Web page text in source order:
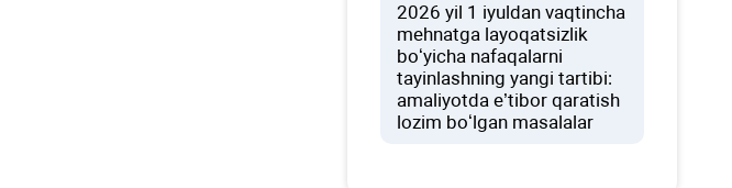
2026 yil 1 iyuldan vaqtincha
mehnatga layoqatsizlik
boʻyicha nafaqalarni
tayinlashning yangi tartibi:
amaliyotda e’tibor qaratish
lozim boʻlgan masalalar